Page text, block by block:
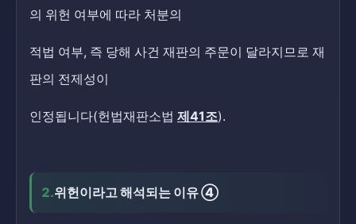
의 위헌 여부에 따라 처분의
적법 여부, 즉 당해 사건 재판의 주문이 달라지므로 재
판의 전제성이
인정됩니다(헌법재판소법 제41조).
2.위헌이라고 해석되는 이유 ④